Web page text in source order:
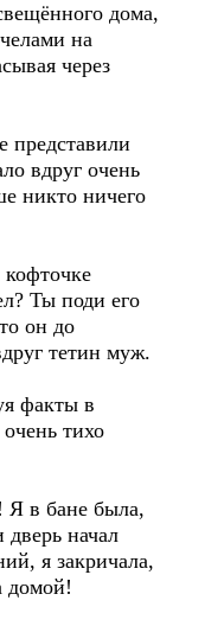
дома,
на
через
представили
вдруг очень
никто ничего
Ты поди его
он до
тетин муж.
факты в
очень тихо
Я в бане была,
начал
я закричала,
домой!